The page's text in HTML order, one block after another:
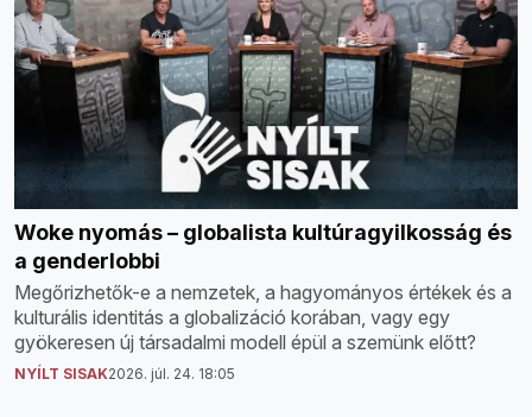
Woke nyomás – globalista kultúragyilkosság és
a genderlobbi
Megőrizhetők-e a nemzetek, a hagyományos értékek és a
kulturális identitás a globalizáció korában, vagy egy
gyökeresen új társadalmi modell épül a szemünk előtt?
NYÍLT SISAK2026. júl. 24. 18:05